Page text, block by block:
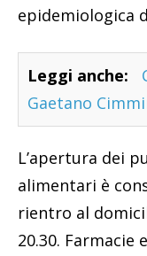
epidemiologica
Leggi anche:
Gaetano
L’apertura dei
alimentari è
rientro al
20.30.